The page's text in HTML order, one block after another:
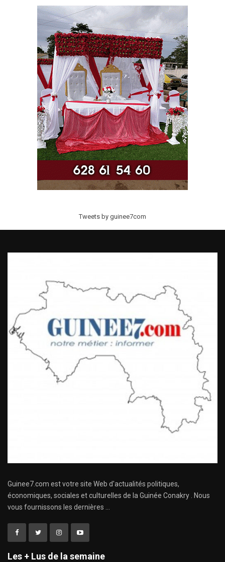
Tweets by guinee7com
Guinee7.com est votre site Web d'actualités politiques,
économiques, sociales et culturelles de la Guinée Conakry . Nous
vous fournissons les dernières ...
Les + Lus de la semaine